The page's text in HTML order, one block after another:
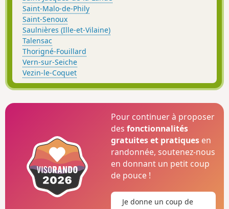
Saint-Malo-de-Phily
Saint-Senoux
Saulnières (Ille-et-Vilaine)
Talensac
Thorigné-Fouillard
Vern-sur-Seiche
Vezin-le-Coquet
Pour continuer à proposer
desfonctionnalités
gratuites et pratiques en
randonnée, soutenez-nous
en donnant un petit coup
de pouce !
Je donne un coup de